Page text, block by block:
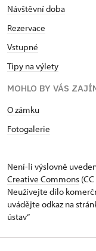
Návštěvní doba
Rezervace
Vstupné
Tipy na výlety
MOHLO BY VÁS
O zámku
Fotogalerie
Není-li výslovně
Creative Commons
Neužívejte dílo
uvádějte odkaz na
ústav“